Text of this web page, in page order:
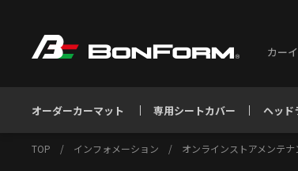
カー
オーダーカーマット 専用シートカバー ヘッド
TOP / インフォメーション / オンラインストアメンテ